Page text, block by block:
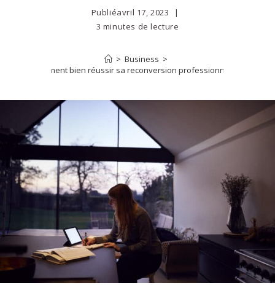
Publiéavril 17, 2023
3 minutes de lecture
> Business >
Comment bien réussir sa reconversion professionnelle ?